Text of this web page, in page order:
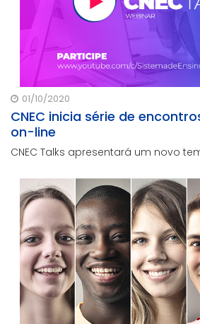
01/10/2020
CNEC inicia série de
on-line
CNEC Talks apresentará um novo